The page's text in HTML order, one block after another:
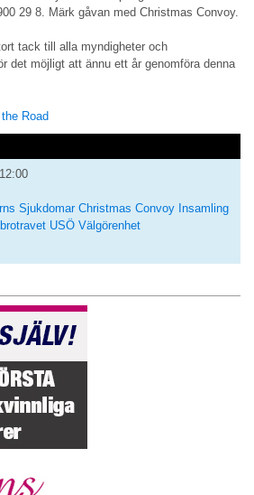
29 8. Märk gåvan med Christmas Convoy.
tack till alla myndigheter och
det möjligt att ännu ett år genomföra denna
Road
Sjukdomar Christmas Convoy Insamling
USÖ Välgörenhet